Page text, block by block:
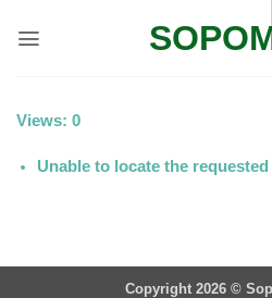
Views: 0
Unable to locate the
Copyright 2026 ©